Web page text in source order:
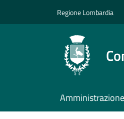
Regione Lombardia
Amministrazione